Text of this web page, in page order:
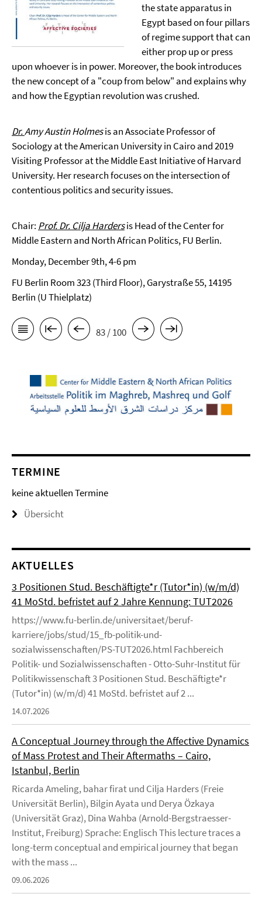
the state apparatus in
Egypt based on four pillars
of regime support that can
either prop up or press
upon whoever is in power. Moreover, the book introduces
the new concept of a "coup from below" and explains why
and how the Egyptian revolution was crushed.
Dr.Amy Austin Holmesis an Associate Professor of
Sociology at the American University in Cairo and 2019
Visiting Professor at the Middle East Initiative of Harvard
University. Her research focuses on the intersection of
contentious politics and security issues.
Chair: Prof. Dr. Cilja Hardersis Head of the Center for
Middle Eastern and North African Politics, FU Berlin.
Monday, December 9th, 4-6 pm
FU Berlin Room 323 (Third Floor), Garystraße 55, 14195
Berlin (U Thielplatz)
83 / 100
TERMINE
keine aktuellen Termine
Übersicht
AKTUELLES
3 Positionen Stud. Beschäftigte*r (Tutor*in) (w/m/d)
41 MoStd. befristet auf 2 Jahre Kennung: TUT2026
https://www.fu-berlin.de/universitaet/beruf-
karriere/jobs/stud/15_fb-politik-und-
sozialwissenschaften/PS-TUT2026.html Fachbereich
Politik- und Sozialwissenschaften - Otto-Suhr-Institut für
Politikwissenschaft 3 Positionen Stud. Beschäftigte*r
(Tutor*in) (w/m/d) 41 MoStd. befristet auf 2 ...
14.07.2026
A Conceptual Journey through the Affective Dynamics
of Mass Protest and Their Aftermaths – Cairo,
Istanbul, Berlin
Ricarda Ameling, bahar firat und Cilja Harders (Freie
Universität Berlin), Bilgin Ayata und Derya Özkaya
(Universität Graz), Dina Wahba (Arnold-Bergstraesser-
Institut, Freiburg) Sprache: Englisch This lecture traces a
long-term conceptual and empirical journey that began
with the mass ...
09.06.2026